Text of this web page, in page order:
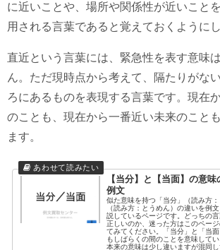
に近いことや、場所や関係性が近いこと
用される言葉であると覚えておくように
直近という言葉には、緊急性を表す意味
ん。ただ現時点から考えて、隔たりがな
ろにあるものを表現する言葉です。現在
のことも、現在から一番近い未来のこと
ます。
【当分】と【当面】の意
例文
似た意味を持つ「当分」（読み方：
（読み方：とうめん）の違いを例
説しているページです。どっちの
正しいのか、迷った方はこのページ
てみてください。「当分」と「当
もしばらくの間のことを意味して
本来の意味は少し違いますが混同